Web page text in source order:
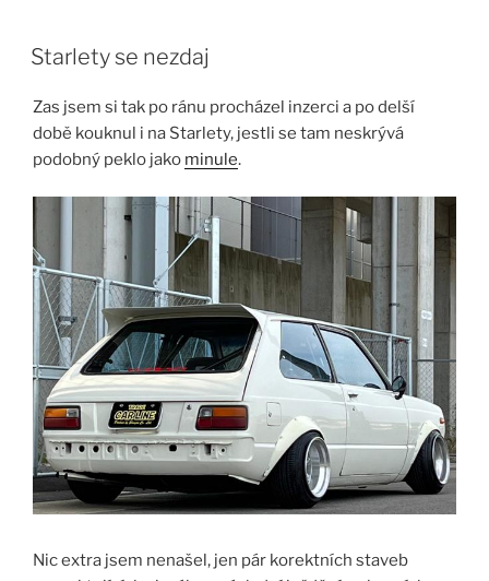
contentStarlety se nezdaj
Zas jsem si tak po ránu procházel inzerci a po delší
době kouknul i na Starlety, jestli se tam neskrývá
podobný peklo jako minule.
Nic extra jsem nenašel, jen pár korektních staveb